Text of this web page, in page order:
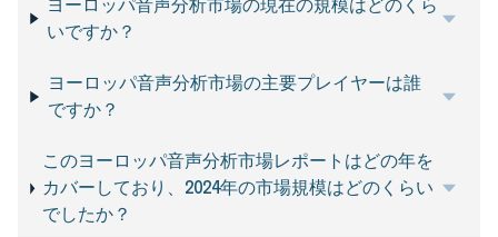
ヨーロッパ音声分析市場の現在の規模はどのくら
いですか？
ヨーロッパ音声分析市場の主要プレイヤーは誰
ですか？
このヨーロッパ音声分析市場レポートはどの年を
カバーしており、2024年の市場規模はどのくらい
でしたか？